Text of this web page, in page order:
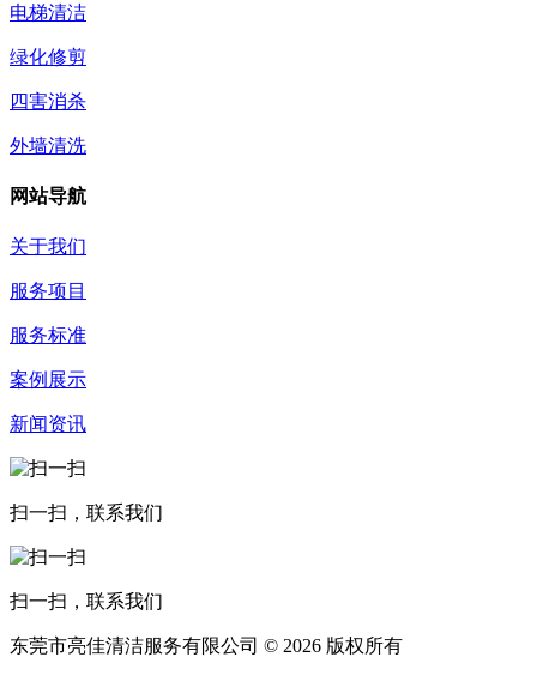
电梯清洁
绿化修剪
四害消杀
外墙清洗
网站导航
关于我们
服务项目
服务标准
案例展示
新闻资讯
扫一扫，联系我们
扫一扫，联系我们
东莞市亮佳清洁服务有限公司 © 2026 版权所有